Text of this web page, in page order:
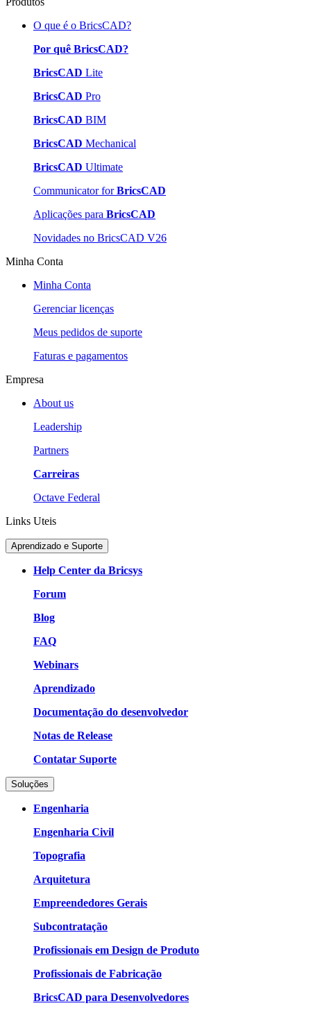
O que é o BricsCAD?
Por quê BricsCAD?
BricsCAD Lite
BricsCAD Pro
BricsCAD BIM
BricsCAD Mechanical
BricsCAD Ultimate
Communicator forBricsCAD
Aplicações para BricsCAD
Novidades no BricsCAD V26
Minha Conta
Minha Conta
Gerenciar licenças
Meus pedidos de suporte
Faturas e pagamentos
Empresa
About us
Leadership
Partners
Carreiras
Octave Federal
Links Uteis
Aprendizado e Suporte
Help Center da Bricsys
Forum
Blog
FAQ
Webinars
Aprendizado
Documentação do desenvolvedor
Notas de Release
Contatar Suporte
Soluções
Engenharia
Engenharia Civil
Topografia
Arquitetura
Empreendedores Gerais
Subcontratação
Profissionais em Design de Produto
Profissionais de Fabricação
BricsCAD para Desenvolvedores